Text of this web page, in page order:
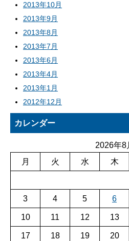
2013年10月
2013年9月
2013年8月
2013年7月
2013年6月
2013年4月
2013年1月
2012年12月
カレンダー
2026年8
月
火 水 木
3 4 5 6
10 11 12 13
17 18 19 20